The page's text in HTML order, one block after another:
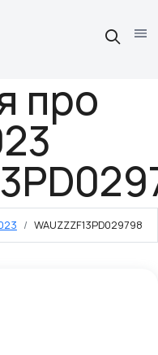
про
WAUZZZF13PD029798